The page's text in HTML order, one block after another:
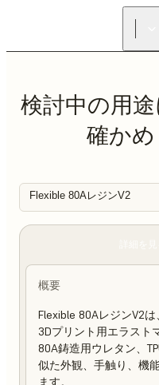
検討中の用
確かめ
Flexible 80AレジンV2
概要
Flexible 80AレジンV2
3Dプリント用エラスト
80A鋳造用ウレタン、
似た外観、手触り、機
ます。